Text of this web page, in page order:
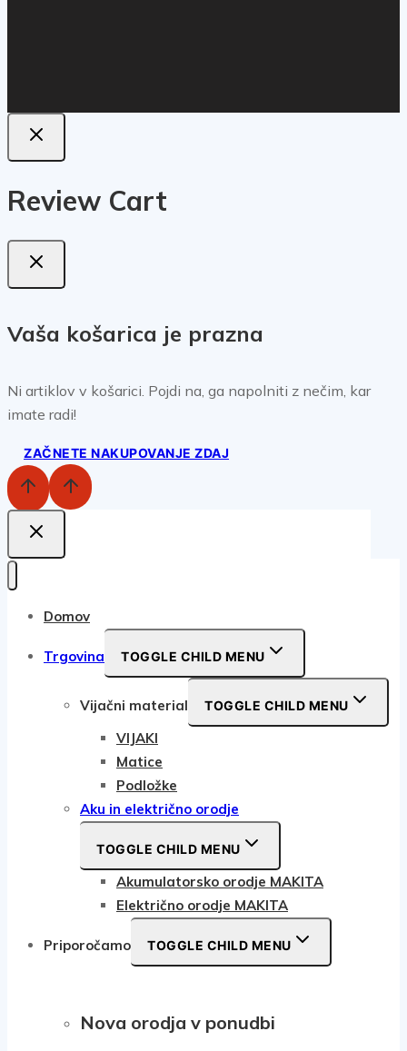
Review Cart
Vaša košarica je prazna
Ni artiklov v košarici. Pojdi na, ga napolniti z nečim, kar
imate radi!
ZAČNETE NAKUPOVANJE ZDAJ
Domov
Trgovina TOGGLE CHILD MENU
Vijačni material TOGGLE CHILD MENU
VIJAKI
Matice
Podložke
Aku in električno orodje
TOGGLE CHILD MENU
Akumulatorsko orodje MAKITA
Električno orodje MAKITA
Priporočamo TOGGLE CHILD MENU
Nova orodja v ponudbi